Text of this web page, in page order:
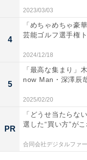
2023/03/03
4
「めちゃめちゃ豪
芸能ゴルフ選手権
2024/12/18
5
「最高な集まり」
now Man・深澤辰
2025/02/20
PR
「どうせ当たらな
選した“買い方”が
合同会社デジタルファ